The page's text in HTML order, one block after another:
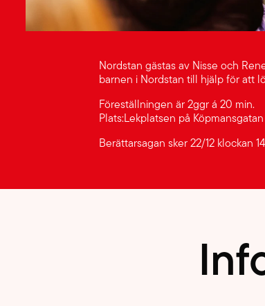
Nordstan gästas av Nisse och
barnen i Nordstan till hjälp för att
Föreställningen är 2ggr á 20 min.
Plats:Lekplatsen på Köpmansgatan
Berättarsagan sker 22/12 klockan